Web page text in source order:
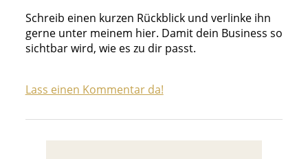
Schreib einen kurzen Rückblick und verlinke ihn
gerne unter meinem hier. Damit dein Business so
sichtbar wird, wie es zu dir passt.
Lass einen Kommentar da!